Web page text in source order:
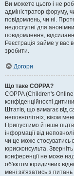
Ви можете цього і не
адміністратор форуму,
повідомлень, чи ні.
недоступні для
повідомлення,
Реєстрація займе у вас
зробити.
Догори
Що таке COPPA?
COPPA (Children's
конфіденційності
Штатів, що вимагає від
неповнолітніх, віком
Припустимо й інше
інформації від
чи це може стосуватись
юрисконсульта.
конференції не може
об'єктом юридичних
мені зв'язатись з